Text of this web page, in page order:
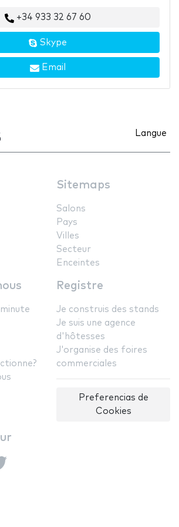
+34 933 32 67 60
Skype
Email
Langue
Sitemaps
Salons
Pays
Villes
Secteur
Enceintes
Registre
Je construis des stands
Je suis une agence
d'hôtesses
J'organise des foires
commerciales
Preferencias de
Cookies